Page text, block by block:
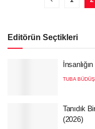
Editörün Seçtikleri
TUBA BÜDÜŞ
Tanıdık
(2026)